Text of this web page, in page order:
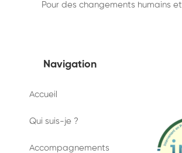
Pour des changements humains
Navigation
Accueil
Qui suis-je ?
Accompagnements